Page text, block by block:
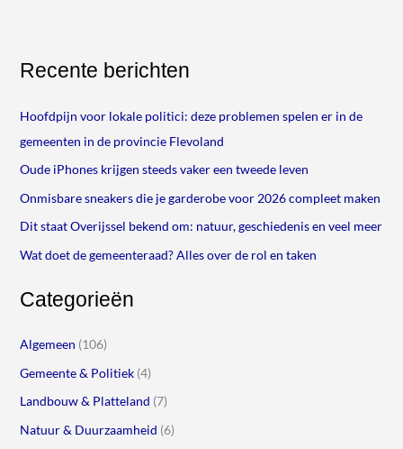
Recente berichten
Hoofdpijn voor lokale politici: deze problemen spelen er in de
gemeenten in de provincie Flevoland
Oude iPhones krijgen steeds vaker een tweede leven
Onmisbare sneakers die je garderobe voor 2026 compleet maken
Dit staat Overijssel bekend om: natuur, geschiedenis en veel meer
Wat doet de gemeenteraad? Alles over de rol en taken
Categorieën
Algemeen (106)
Gemeente & Politiek(4)
Landbouw & Platteland (7)
Natuur & Duurzaamheid (6)